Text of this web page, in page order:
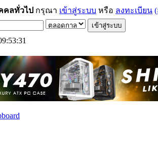
คลทั่วไป กรุณา เข้าสู่ระบบ หรือ ลงทะเบียน